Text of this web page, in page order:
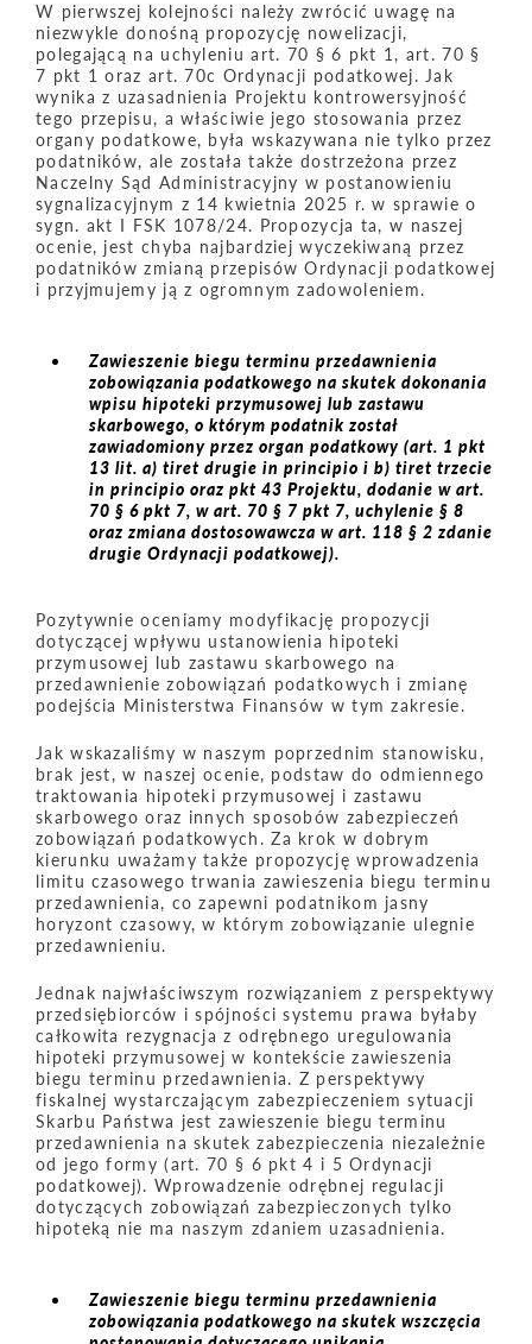
W pierwszej kolejności należy zwrócić uwagę na
niezwykle donośną propozycję nowelizacji,
polegającą na uchyleniu art. 70 § 6 pkt 1, art. 70 §
7 pkt 1 oraz art. 70c Ordynacji podatkowej. Jak
wynika z uzasadnienia Projektu kontrowersyjność
tego przepisu, a właściwie jego stosowania przez
organy podatkowe, była wskazywana nie tylko przez
podatników, ale została także dostrzeżona przez
Naczelny Sąd Administracyjny w postanowieniu
sygnalizacyjnym z 14 kwietnia 2025 r. w sprawie o
sygn. akt I FSK 1078/24. Propozycja ta, w naszej
ocenie, jest chyba najbardziej wyczekiwaną przez
podatników zmianą przepisów Ordynacji podatkowej
i przyjmujemy ją z ogromnym zadowoleniem.
Zawieszenie biegu terminu przedawnienia
zobowiązania podatkowego na skutek dokonania
wpisu hipoteki przymusowej lub zastawu
skarbowego, o którym podatnik został
zawiadomiony przez organ podatkowy (art. 1 pkt
13 lit. a) tiret drugie in principio i b) tiret trzecie
in principio oraz pkt 43 Projektu, dodanie w art.
70 § 6 pkt 7, w art. 70 § 7 pkt 7, uchylenie § 8
oraz zmiana dostosowawcza w art. 118 § 2 zdanie
drugie Ordynacji podatkowej).
Pozytywnie oceniamy modyfikację propozycji
dotyczącej wpływu ustanowienia hipoteki
przymusowej lub zastawu skarbowego na
przedawnienie zobowiązań podatkowych i zmianę
podejścia Ministerstwa Finansów w tym zakresie.
Jak wskazaliśmy w naszym poprzednim stanowisku,
brak jest, w naszej ocenie, podstaw do odmiennego
traktowania hipoteki przymusowej i zastawu
skarbowego oraz innych sposobów zabezpieczeń
zobowiązań podatkowych. Za krok w dobrym
kierunku uważamy także propozycję wprowadzenia
limitu czasowego trwania zawieszenia biegu terminu
przedawnienia, co zapewni podatnikom jasny
horyzont czasowy, w którym zobowiązanie ulegnie
przedawnieniu.
Jednak najwłaściwszym rozwiązaniem z perspektywy
przedsiębiorców i spójności systemu prawa byłaby
całkowita rezygnacja z odrębnego uregulowania
hipoteki przymusowej w kontekście zawieszenia
biegu terminu przedawnienia. Z perspektywy
fiskalnej wystarczającym zabezpieczeniem sytuacji
Skarbu Państwa jest zawieszenie biegu terminu
przedawnienia na skutek zabezpieczenia niezależnie
od jego formy (art. 70 § 6 pkt 4 i 5 Ordynacji
podatkowej). Wprowadzenie odrębnej regulacji
dotyczących zobowiązań zabezpieczonych tylko
hipoteką nie ma naszym zdaniem uzasadnienia.
Zawieszenie biegu terminu przedawnienia
zobowiązania podatkowego na skutek wszczęcia